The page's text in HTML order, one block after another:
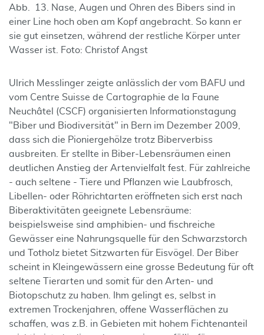
Abb. 13. Nase, Augen und Ohren des Bibers sind in
einer Line hoch oben am Kopf angebracht. So kann er
sie gut einsetzen, während der restliche Körper unter
Wasser ist. Foto: Christof Angst
Ulrich Messlinger zeigte anlässlich der vom BAFU und
vom Centre Suisse de Cartographie de la Faune
Neuchâtel (CSCF) organisierten Informationstagung
"Biber und Biodiversität" in Bern im Dezember 2009,
dass sich die Pioniergehölze trotz Biberverbiss
ausbreiten. Er stellte in Biber-Lebensräumen einen
deutlichen Anstieg der Artenvielfalt fest. Für zahlreiche
- auch seltene - Tiere und Pflanzen wie Laubfrosch,
Libellen- oder Röhrichtarten eröffneten sich erst nach
Biberaktivitäten geeignete Lebensräume:
beispielsweise sind amphibien- und fischreiche
Gewässer eine Nahrungsquelle für den Schwarzstorch
und Totholz bietet Sitzwarten für Eisvögel. Der Biber
scheint in Kleingewässern eine grosse Bedeutung für oft
seltene Tierarten und somit für den Arten- und
Biotopschutz zu haben. Ihm gelingt es, selbst in
extremen Trockenjahren, offene Wasserflächen zu
schaffen, was z.B. in Gebieten mit hohem Fichtenanteil